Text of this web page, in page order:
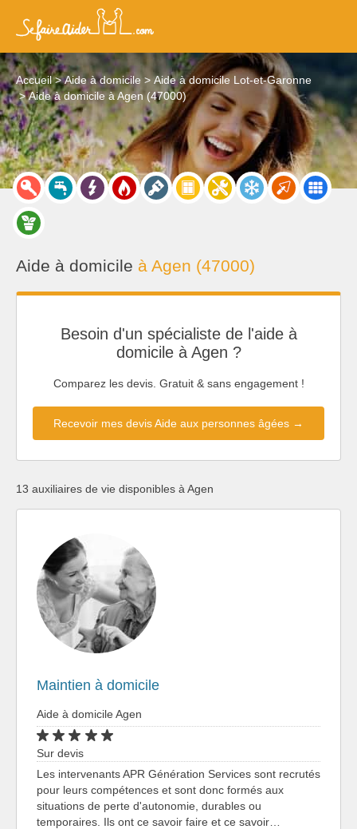
Accueil Aide à domicile
Aide à domicile Lot-et-Garonne
Aide à domicile à Agen (47000)
Aide à domicile à Agen (47000)
Besoin d'un spécialiste de l'aide à
domicile à Agen ?
Comparez les devis. Gratuit & sans engagement !
Recevoir mes devis Aide aux personnes âgées →
13 auxiliaires de vie disponibles à Agen
Maintien à domicile
Aide à domicile Agen
Sur devis
Les intervenants APR Génération Services sont recrutés
pour leurs compétences et sont donc formés aux
situations de perte d'autonomie, durables ou
temporaires. Ils ont ce savoir faire et ce savoir…